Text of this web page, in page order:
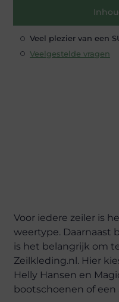
Veel plezier van een
Veelgestelde vragen
Voor iedere zeiler is
weertype. Daarnaast
is het belangrijk om
Zeilkleding.nl. Hier
Helly Hansen en
bootschoenen of een